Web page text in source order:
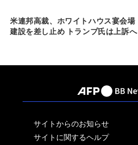
米連邦高裁、ホワイトハウス宴会場
建設を差し止め トランプ氏は上訴へ
サイトからのお知らせ
サイトに関するヘルプ